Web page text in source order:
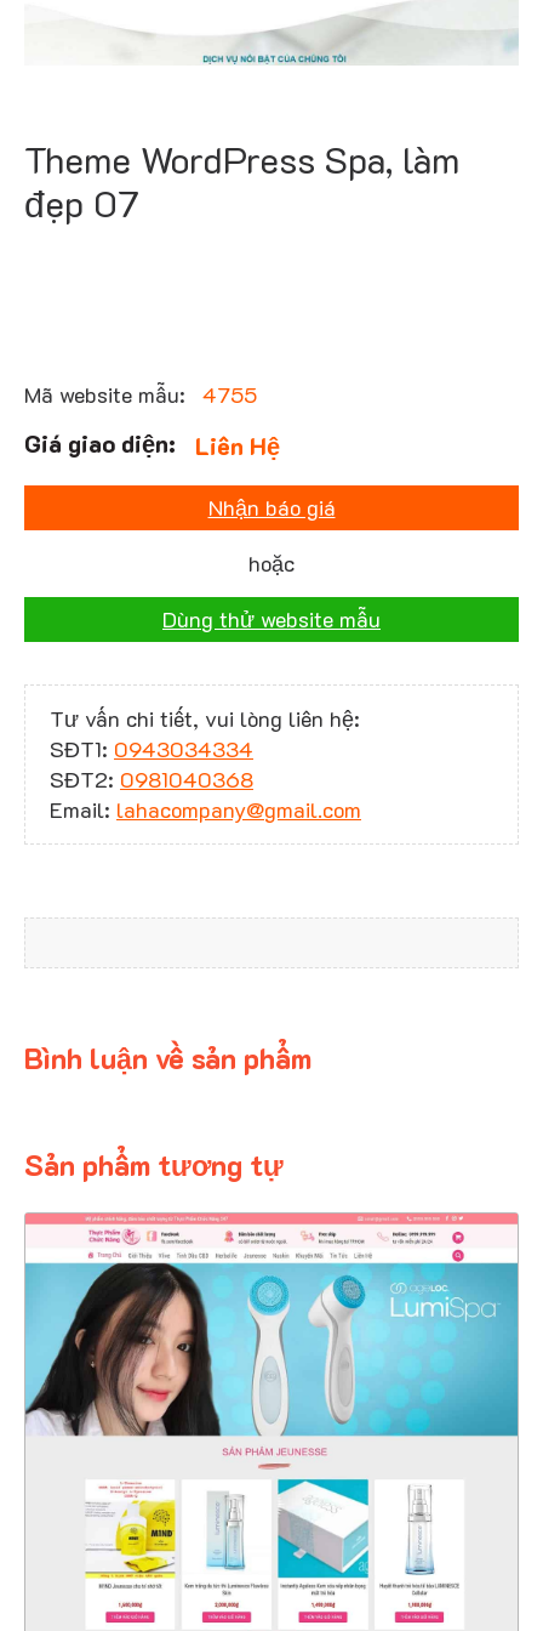
Theme WordPress Spa, làm
đẹp 07
Mã website mẫu: 4755
Liên Hệ
Nhận báo giá
hoặc
Dùng thử website mẫu
Tư vấn chi tiết, vui lòng liên hệ:
SĐT1: 0943034334
SĐT2: 0981040368
Email: lahacompany@gmail.com
Bình luận về sản phẩm
Sản phẩm tương tự
4579
CHI TIẾT